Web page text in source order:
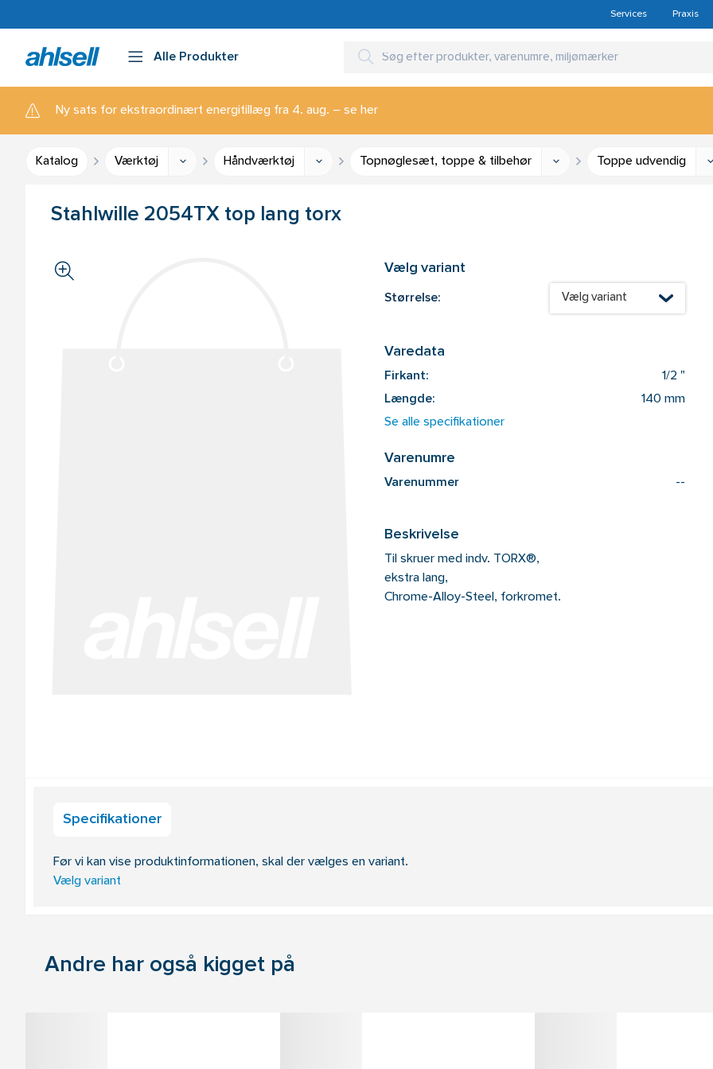
Services Praxis
Alle Produkter
Ny sats for ekstraordinært energitillæg fra 4. aug. – se her
Katalog Værktøj Håndværktøj Topnøglesæt, toppe & tilbehør Toppe udvendig
Stahlwille 2054TX top lang torx
Vælg variant
Størrelse: Vælg variant
Varedata
Firkant: 1/2 "
Længde: 140 mm
Se alle specifikationer
Varenumre
Varenummer --
Beskrivelse
Til skruer med indv. TORX®,
ekstra lang,
Chrome-Alloy-Steel, forkromet.
Specifikationer
Før vi kan vise produktinformationen, skal der vælges en variant.
Vælg variant
Andre har også kigget på